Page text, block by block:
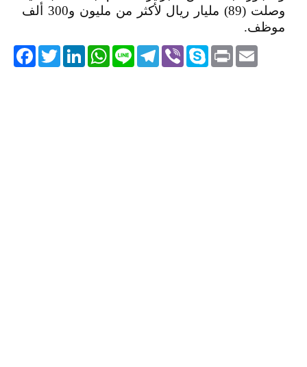
وصلت (89) مليار ريال لأكثر من مليون و300 ألف
موظف.
TwitterLinkedIn
WhatsApp Line
Telegram ViberSkype PrintEmail